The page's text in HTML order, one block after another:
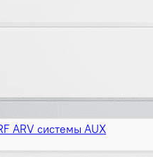
ARV системы AUX